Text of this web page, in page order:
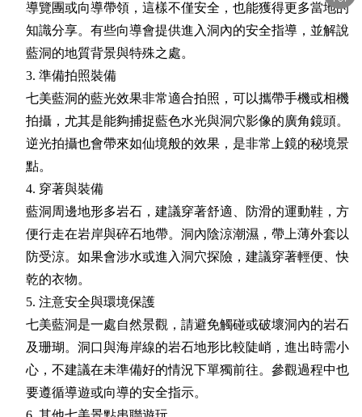
導覽團或向導帶領，這樣不僅安全，也能獲得更多當地的
知識分享。有些向導會提供進入洞內的安全指導，並解說
藍洞的地質背景與特殊之處。
3. 準備拍照裝備
七美藍洞的藍光效果非常適合拍照，可以攜帶手機或相機
拍攝，尤其是能夠捕捉藍色水光與洞穴影像的廣角鏡頭。
逆光拍攝也會帶來如仙境般的效果，是非常上鏡的秘境景
點。
4. 穿著與裝備
藍洞周邊地形多岩石，建議穿著舒適、防滑的運動鞋，方
便行走在岩岸與碎石地帶。洞內陰涼潮濕，帶上薄外套以
防受涼。如果會涉水或進入洞穴探險，建議穿著輕便、快
乾的衣物。
5. 注意安全與環境保護
七美藍洞是一處自然景觀，請避免觸碰或破壞洞內的岩石
及珊瑚。洞口與海岸線的岩石地形比較陡峭，進出時需小
心，不建議在未準備好的情況下單獨前往。參觀過程中也
要遵循導遊或向導的安全指示。